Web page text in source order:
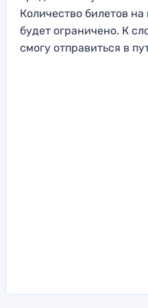
Количество билетов
будет ограничено. К
смогу отправиться в